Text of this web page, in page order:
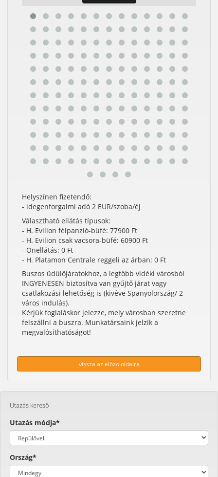
Helyszínen fizetendő:
- idegenforgalmi adó 2 EUR/szoba/éj
Választható ellátás típusok:
- H. Evilion félpanzió-büfé: 77900 Ft
- H. Evilion csak vacsora-büfé: 60900 Ft
- Önellátás: 0 Ft
- H. Platamon Centrale reggeli az árban: 0 Ft
Buszos üdülőjáratokhoz, a legtöbb vidéki városból
INGYENESEN biztosítva van gyűjtő járat vagy
csatlakozási lehetőség is (kivéve Spanyolország/ 2
város indulás).
Kérjük foglaláskor jelezze, mely városban szeretne
felszállni a buszra. Munkatársaink jelzik a
megvalósíthatóságot!
vissza az előző oldalra
Utazás kereső
Utazás módja*
Ország*